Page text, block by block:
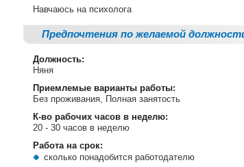
Навчаюсь на психолога
Предпочтения по желаемой
Должность:
Няня
Приемлемые варианты работы:
Без проживания, Полная занятость
К-во рабочих часов в неделю:
20 - 30 часов в неделю
Работа на срок:
сколько понадобится работодателю